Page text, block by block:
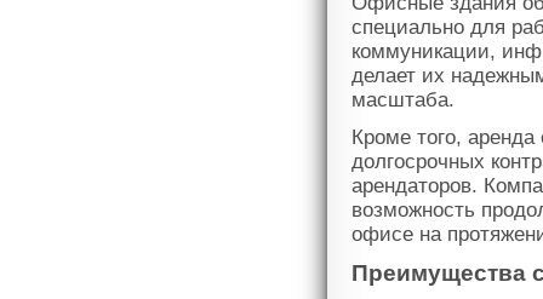
специально для
коммуникации,
делает их
масштаба.
Кроме того,
долгосрочных
арендаторов.
возможность
офисе на
Преимущества